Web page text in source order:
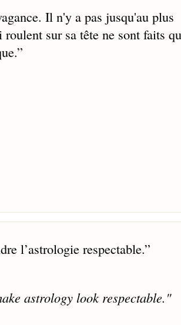
Il n'y a pas jusqu'au plus
sur sa tête ne sont faits
”
l’astrologie respectable.”
astrology look respectable."